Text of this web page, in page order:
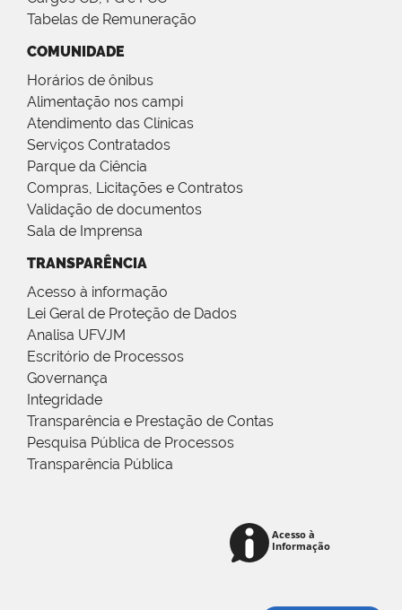
Tabelas de Remuneração
COMUNIDADE
Horários de ônibus
Alimentação nos campi
Atendimento das Clínicas
Serviços Contratados
Parque da Ciência
Compras, Licitações e Contratos
Validação de documentos
Sala de Imprensa
TRANSPARÊNCIA
Acesso à informação
Lei Geral de Proteção de Dados
Analisa UFVJM
Escritório de Processos
Governança
Integridade
Transparência e Prestação de Contas
Pesquisa Pública de Processos
Transparência Pública